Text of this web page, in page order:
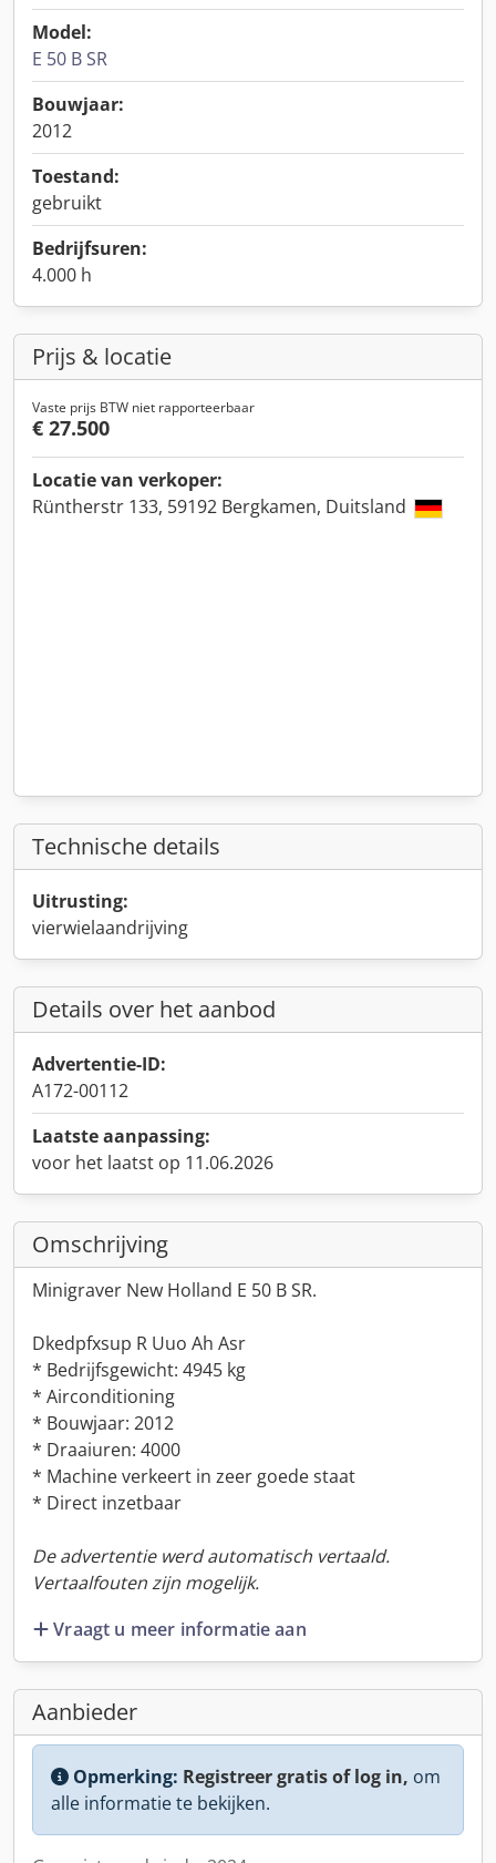
Model:
E 50 B SR
Bouwjaar:
2012
Toestand:
gebruikt
Bedrijfsuren:
4.000 h
Prijs & locatie
Vaste prijs BTW niet rapporteerbaar
€ 27.500
Locatie van verkoper:
Rüntherstr 133, 59192 Bergkamen, Duitsland
Technische details
Uitrusting:
vierwielaandrijving
Details over het aanbod
Advertentie-ID:
A172-00112
Laatste aanpassing:
voor het laatst op 11.06.2026
Omschrijving
Minigraver New Holland E 50 B SR.
Dkedpfxsup R Uuo Ah Asr
* Bedrijfsgewicht: 4945 kg
* Airconditioning
* Bouwjaar: 2012
* Draaiuren: 4000
* Machine verkeert in zeer goede staat
* Direct inzetbaar
De advertentie werd automatisch vertaald.
Vertaalfouten zijn mogelijk.
Vraagt u meer informatie aan
Aanbieder
Opmerking: Registreer gratis of log in, om
alle informatie te bekijken.